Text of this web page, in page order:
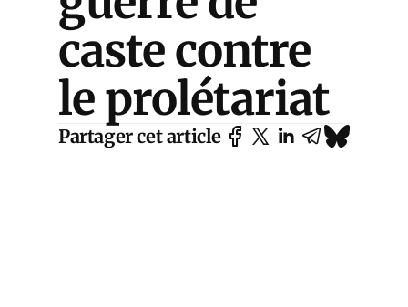
caste contre
le prolétariat
Partager cet article